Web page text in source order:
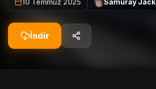
İndir